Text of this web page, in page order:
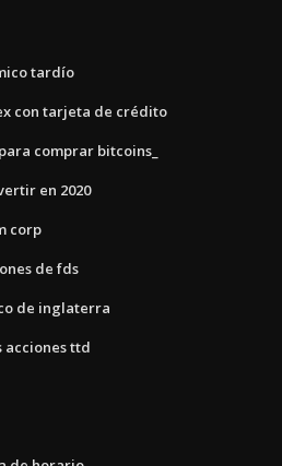
tardío
con tarjeta de crédito
comprar bitcoins_
en 2020
corp
de fds
de inglaterra
acciones ttd